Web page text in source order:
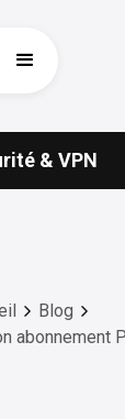
& VPN
Blog
abonnement